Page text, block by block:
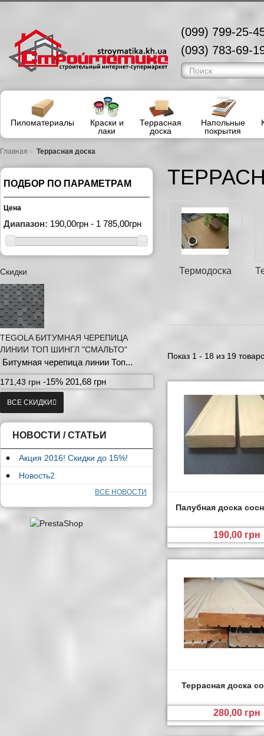
(099) 799-25-
(093) 783-69-
Пиломатериалы
Краски и
лаки
Террасная
доска
Напольные
покрытия
Главная » Террасная доска
Термодоска
Показ 1 - 18 из 19
Палубная доска
190,00 грн
Террасная доска
280,00 грн
ПОДБОР ПО ПАРАМЕТРАМ
Цена
Диапазон: 190,00грн - 1 785,00грн
Скидки
TEGOLA БИТУМНАЯ ЧЕРЕПИЦА
ЛИНИИ ТОП ШИНГЛ "СМАЛЬТО"
Битумная черепица линии Топ...
171,43 грн -15% 201,68 грн
ВСЕ СКИДКИ
НОВОСТИ / СТАТЬИ
Акция 2016! Скидки до 15%!
Новость2
ВСЕ НОВОСТИ